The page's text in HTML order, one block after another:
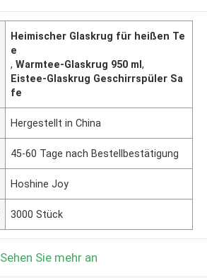
Heimischer Glaskrug für heißen Te
e
,Warmtee-Glaskrug 950 ml,
Eistee-Glaskrug Geschirrspüler Sa
fe
Hergestellt in China
45-60 Tage nach Bestellbestätigung
Hoshine Joy
3000 Stück
Sehen Sie mehr an